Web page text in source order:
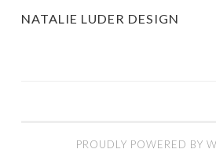
NATALIE LUDER DESIGN
PROUDLY POWERED BY